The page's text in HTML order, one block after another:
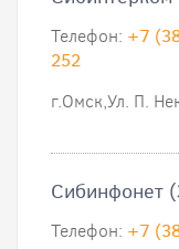
Телефон: +7
252
г.Омск,Ул. П.
Сибинфонет
Телефон: +7